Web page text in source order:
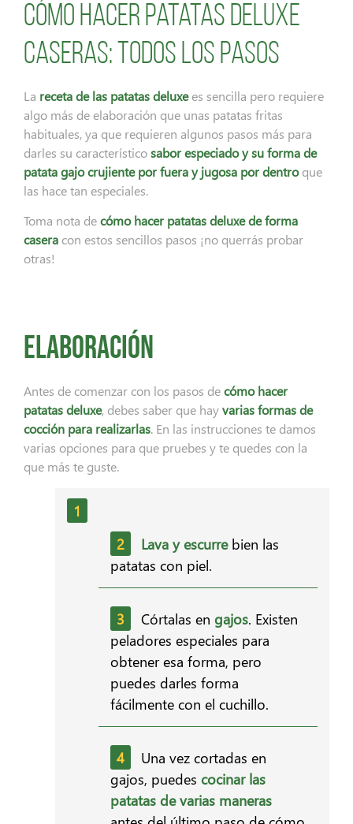
Cómo hacer patatas deluxe
caseras: todos los pasos
La receta de las patatas deluxees sencilla pero requiere
algo más de elaboración que unas patatas fritas
habituales, ya que requieren algunos pasos más para
darles su característicosabor especiado y su forma de
patata gajo crujiente por fuera y jugosa por dentroque
las hace tan especiales.
Toma nota decómo hacer patatas deluxede forma
casera con estos sencillos pasos ¡no querrás probar
otras!
Elaboración
Antes de comenzar con los pasos decómo hacer
patatas deluxe, debes saber que hayvarias formas de
cocción para realizarlas. En las instrucciones te damos
varias opciones para que pruebes y te quedes con la
que más te guste.
Lava y escurrebien las
patatas con piel.
Córtalas en gajos. Existen
peladores especiales para
obtener esa forma, pero
puedes darles forma
fácilmente con el cuchillo.
Una vez cortadas en
gajos, puedes cocinar las
patatas de varias maneras